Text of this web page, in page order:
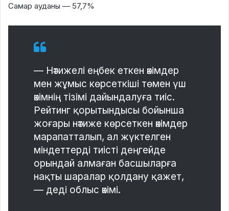
Самар ауданы — 57,7%
— Нәтижелі еңбек еткен әкімдер
мен жұмыс көрсеткіші төмен үш
әкімнің тізімі дайындалуға тиіс.
Рейтинг қорытындысы бойынша
жоғары нәтиже көрсеткен әкімдер
марапатталып, ал жүктелген
міндеттерді тиісті деңгейде
орындай алмаған басшыларға
нақты шаралар қолдану қажет,
— деді облыс әкімі.